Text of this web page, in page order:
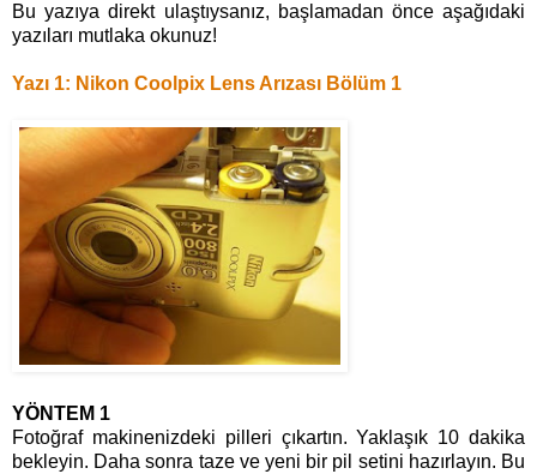
Bu yazıya direkt ulaştıysanız, başlamadan önce aşağıdaki
yazıları mutlaka okunuz!
Yazı 1: Nikon Coolpix Lens Arızası Bölüm 1
YÖNTEM 1
Fotoğraf makinenizdeki pilleri çıkartın. Yaklaşık 10 dakika
bekleyin. Daha sonra taze ve yeni bir pil setini hazırlayın. Bu